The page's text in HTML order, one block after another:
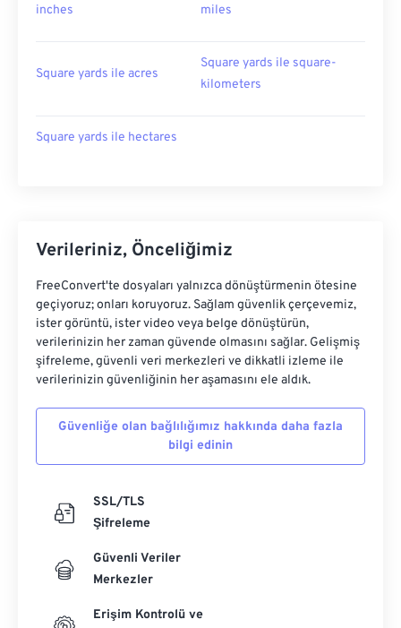
inches miles
Square yards ile acres
Square yards ile square-
kilometers
Square yards ile hectares
Verileriniz, Önceliğimiz
FreeConvert'te dosyaları yalnızca dönüştürmenin ötesine
geçiyoruz; onları koruyoruz. Sağlam güvenlik çerçevemiz,
ister görüntü, ister video veya belge dönüştürün,
verilerinizin her zaman güvende olmasını sağlar. Gelişmiş
şifreleme, güvenli veri merkezleri ve dikkatli izleme ile
verilerinizin güvenliğinin her aşamasını ele aldık.
Güvenliğe olan bağlılığımız hakkında daha fazla
bilgi edinin
SSL/TLS
Şifreleme
Güvenli Veriler
Merkezler
Erişim Kontrolü ve